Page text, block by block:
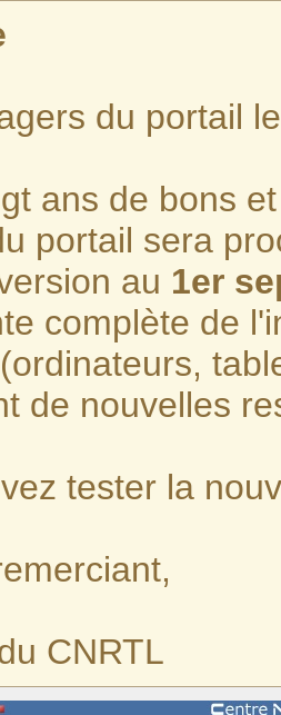
du portail
ans de bons
portail sera
au 1er
complète de
de nouvelles
tester la
CNRTL